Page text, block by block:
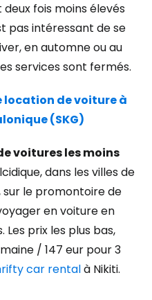
fois moins élevés
pas intéressant de se
en automne ou au
services sont fermés.
location de voiture à
(SKG)
voitures les moins
dans les villes de
sur le promontoire de
en voiture en
Les prix les plus bas,
/ 147 eur pour 3
car rentalà Nikiti.